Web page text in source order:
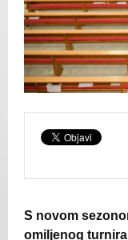
S novom
omiljenog